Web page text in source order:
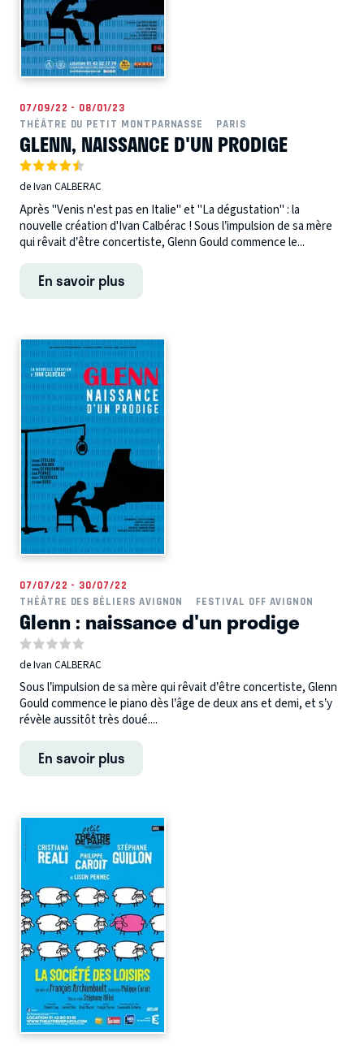
07/09/22 - 08/01/23
THÉÂTRE DU PETIT MONTPARNASSE
PARIS
GLENN, NAISSANCE D'UN PRODIGE
de Ivan CALBERAC
Après "Venis n'est pas en Italie" et "La dégustation" : la
nouvelle création d'Ivan Calbérac ! Sous l’impulsion de sa mère
qui rêvait d’être concertiste, Glenn Gould commence le...
En savoir plus
07/07/22 - 30/07/22
THÉÂTRE DES BÉLIERS AVIGNON
FESTIVAL OFF AVIGNON
Glenn : naissance d'un prodige
de Ivan CALBERAC
Sous l’impulsion de sa mère qui rêvait d’être concertiste, Glenn
Gould commence le piano dès l’âge de deux ans et demi, et s’y
révèle aussitôt très doué....
En savoir plus